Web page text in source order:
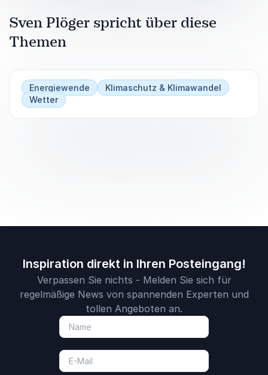
Sven Plöger spricht über diese
Themen
Energiewende
Klimaschutz & Klimawandel
Wetter
Inspiration direkt in Ihren Posteingang!
Verpassen Sie nichts - Melden Sie sich für
regelmäßige News von spannenden Experten und
tollen Angeboten an.